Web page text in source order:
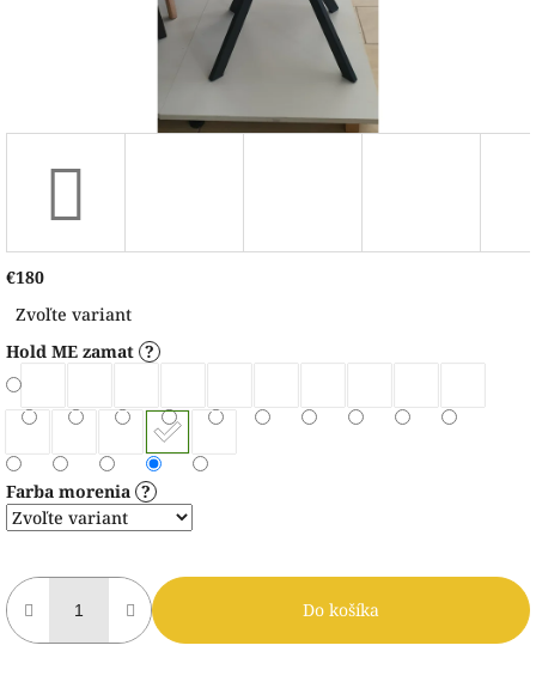
€180
cena:
Zvoľte variant
Hold ME zamat ?
Farba morenia ?
Do košíka